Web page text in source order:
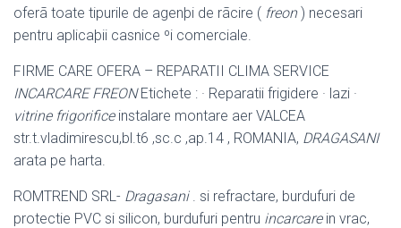
oferã toate tipurile de agenþi de rãcire ( freon) necesari
pentru aplicaþii casnice ºi comerciale.
FIRME CARE OFERA – REPARATII CLIMA SERVICE
INCARCARE FREONEtichete : · Reparatii frigidere · lazi ·
vitrine frigorificeinstalare montare aer VALCEA
str.t.vladimirescu,bl.t6 ,sc.c ,ap.14 , ROMANIA, DRAGASANI
arata pe harta.
ROMTREND SRL- Dragasani. si refractare, burdufuri de
protectie PVC si silicon, burdufuri pentru incarcarein vrac,